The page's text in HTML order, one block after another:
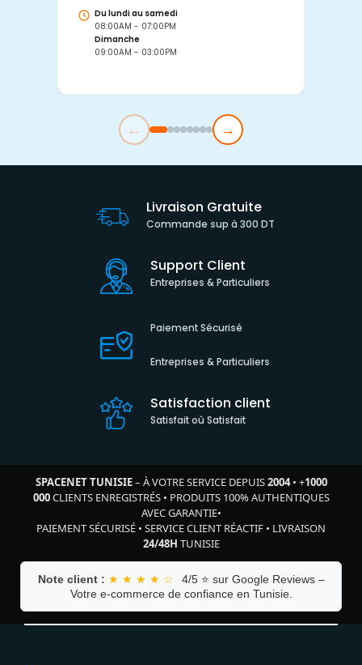
Du lundi au samedi
08:00AM - 07:00PM
Dimanche
09:00AM - 03:00PM
← →
Livraison Gratuite
Commande sup à 300 DT
Support Client
Entreprises & Particuliers
Paiement Sécurisé
Entreprises & Particuliers
Satisfaction client
Satisfait où Satisfait
SPACENET TUNISIE– À VOTRE SERVICE DEPUIS2004• +1000
000CLIENTS ENREGISTRÉS• PRODUITS 100% AUTHENTIQUES
AVEC GARANTIE•
PAIEMENT SÉCURISÉ • SERVICE CLIENT RÉACTIF • LIVRAISON
24/48H TUNISIE
Note client : ★ ★ ★ ★ ☆
4/5 ⭐ sur Google Reviews –
Votre e-commerce de confiance en Tunisie.